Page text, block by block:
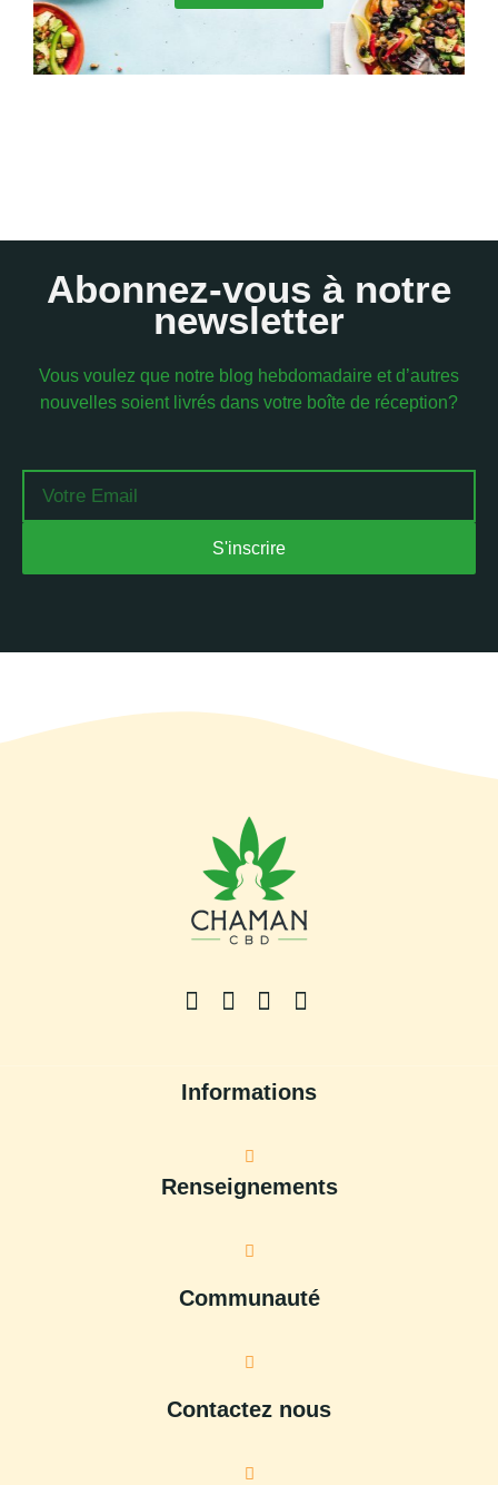
Abonnez-vous à notre
newsletter
Vous voulez que notre blog hebdomadaire et d’autres
nouvelles soient livrés dans votre boîte de réception?
S'inscrire
Informations
Renseignements
Communauté
Contactez nous